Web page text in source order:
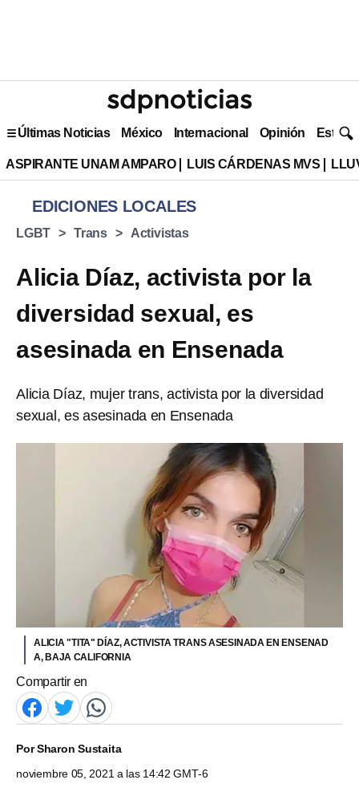
Últimas Noticias México Internacional Opinión Estilo
ASPIRANTE UNAM AMPARO LUIS CÁRDENAS MVS
EDICIONES LOCALES
LGBT Trans Activistas
Alicia Díaz, activista por la
diversidad sexual, es
asesinada en Ensenada
Alicia Díaz, mujer trans, activista por la diversidad
sexual, es asesinada en Ensenada
ALICIA "TITA" DÍAZ, ACTIVISTA TRANS ASESINADA EN ENSENAD
A, BAJA CALIFORNIA
Compartir en
PorSharon Sustaita
noviembre 05, 2021 a las 14:42 GMT-6